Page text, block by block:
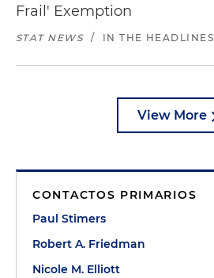
Frail' Exemption
STAT NEWS / IN THE HEADLINES
View More
CONTACTOS PRIMARIOS
Paul Stimers
Robert A. Friedman
Nicole M. Elliott